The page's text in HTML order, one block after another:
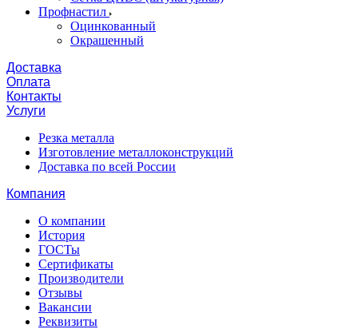
Профнастил
Оцинкованный
Окрашенный
Доставка
Оплата
Контакты
Услуги
Резка металла
Изготовление металлоконструкций
Доставка по всей России
Компания
О компании
История
ГОСТы
Сертификаты
Производители
Отзывы
Вакансии
Реквизиты